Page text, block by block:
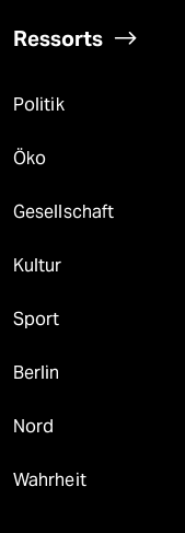
Ressorts
Politik
Öko
Gesellschaft
Kultur
Sport
Berlin
Nord
Wahrheit